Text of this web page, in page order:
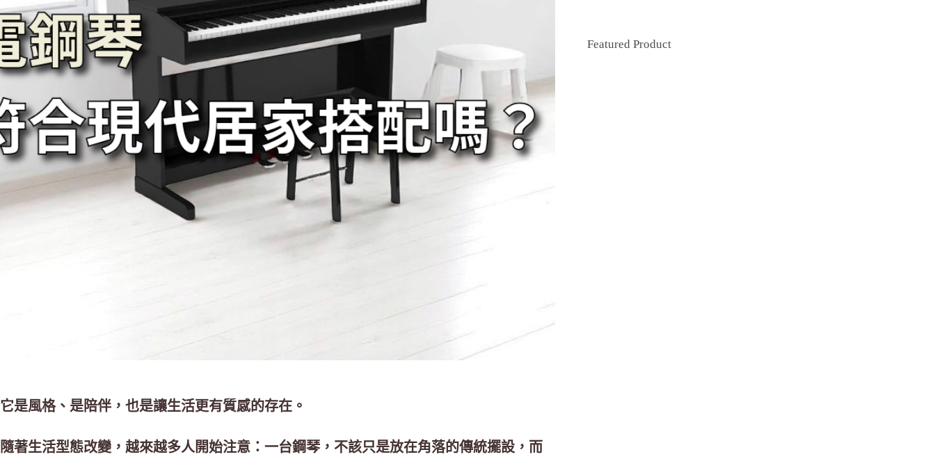
它是風格、是陪伴，也是讓生活更有質感的存在。
隨著生活型態改變，越來越多人開始注意：一台鋼琴，不該只是放在角落的傳統擺設，而
Featured Product